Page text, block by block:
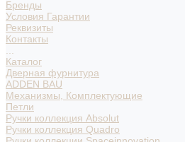
Бренды
Условия Гарантии
Реквизиты
Контакты
Каталог
Дверная фурнитура
ADDEN BAU
Механизмы, Комплектующие
Петли
Ручки коллекция Absolut
Ручки коллекция Quadro